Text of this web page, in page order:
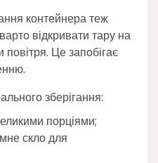
контейнера теж
відкривати тару на
Це запобігає
зберігання:
порціями;
скло для